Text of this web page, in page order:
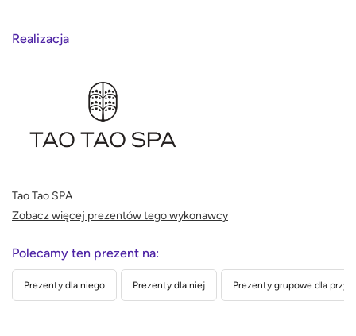
Realizacja
Tao Tao SPA
Zobacz więcej prezentów tego wykonawcy
Polecamy ten prezent na:
Prezenty dla niego Prezenty dla niej Prezenty grupowe dla